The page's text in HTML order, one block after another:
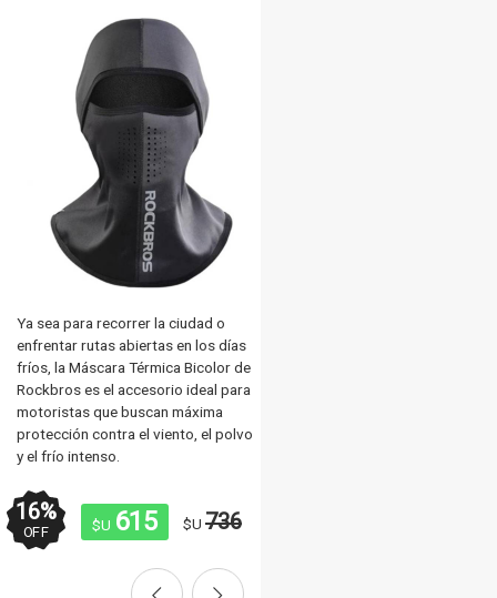
Ya sea para recorrer la ciudad o
enfrentar rutas abiertas en los días
fríos, la Máscara Térmica Bicolor de
Rockbros es el accesorio ideal para
motoristas que buscan máxima
protección contra el viento, el polvo
y el frío intenso.
16%
OFF $U 615 $U 736